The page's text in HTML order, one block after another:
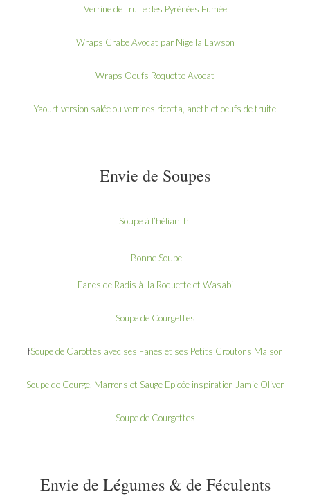
Verrine de Truite des Pyrénées Fumée
Wraps Crabe Avocat par Nigella Lawson
Wraps Oeufs Roquette Avocat
Yaourt version salée ou verrines ricotta, aneth et oeufs de truite
Envie de Soupes
Soupe à l’hélianthi
Bonne Soupe
Fanes de Radis à la Roquette et Wasabi
Soupe de Courgettes
fSoupe de Carottes avec ses Fanes et ses Petits Croutons Maison
Soupe de Courge, Marrons et Sauge Epicée inspiration Jamie Oliver
Soupe de Courgettes
Envie de Légumes & de Féculents